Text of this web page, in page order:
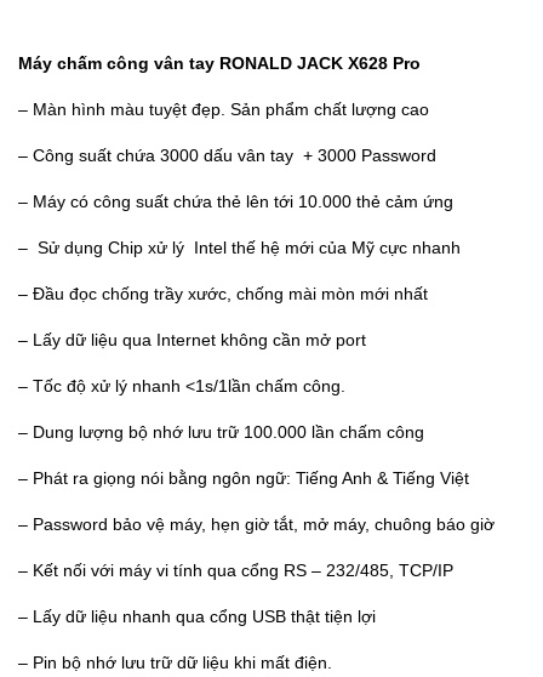
Máy chấm công vân tay RONALD JACK X628 Pro
– Màn hình màu tuyệt đẹp. Sản phẩm chất lượng cao
– Công suất chứa 3000 dấu vân tay + 3000 Password
– Máy có công suất chứa thẻ lên tới 10.000 thẻ cảm ứng
– Sử dụng Chip xử lý Intel thế hệ mới của Mỹ cực nhanh
– Đầu đọc chống trầy xước, chống mài mòn mới nhất
– Lấy dữ liệu qua Internet không cần mở port
– Tốc độ xử lý nhanh <1s/1lần chấm công.
– Dung lượng bộ nhớ lưu trữ 100.000 lần chấm công
– Phát ra giọng nói bằng ngôn ngữ: Tiếng Anh & Tiếng Việt
– Password bảo vệ máy, hẹn giờ tắt, mở máy, chuông báo giờ
– Kết nối với máy vi tính qua cổng RS – 232/485, TCP/IP
– Lấy dữ liệu nhanh qua cổng USB thật tiện lợi
– Pin bộ nhớ lưu trữ dữ liệu khi mất điện.